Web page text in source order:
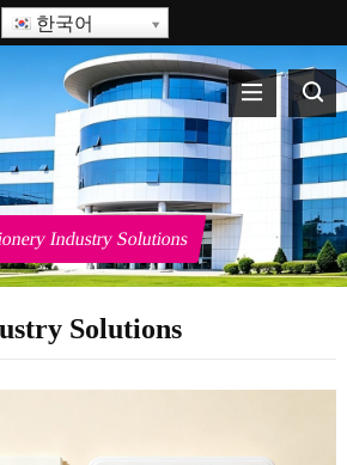
한국어
Industry Solutions
Solutions